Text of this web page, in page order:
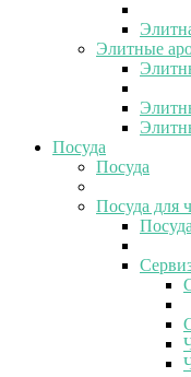
Элитные
Посуда
Посуда
Посуда для